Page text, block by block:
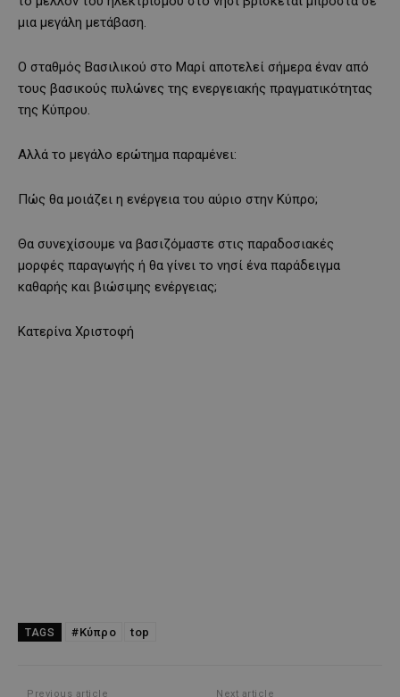
μια μεγάλη μετάβαση.
Ο σταθμός Βασιλικού στο Μαρί αποτελεί σήμερα έναν από
τους βασικούς πυλώνες της ενεργειακής πραγματικότητας
της Κύπρου.
Αλλά το μεγάλο ερώτημα παραμένει:
Πώς θα μοιάζει η ενέργεια του αύριο στην Κύπρο;
Θα συνεχίσουμε να βασιζόμαστε στις παραδοσιακές
μορφές παραγωγής ή θα γίνει το νησί ένα παράδειγμα
καθαρής και βιώσιμης ενέργειας;
Κατερίνα Χριστοφή
TAGS #Κύπρο top
Previous article Next article